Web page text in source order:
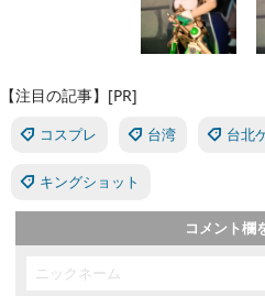
【注目の記事】[PR]
コスプレ 台湾 台北
キングショット
コメント欄